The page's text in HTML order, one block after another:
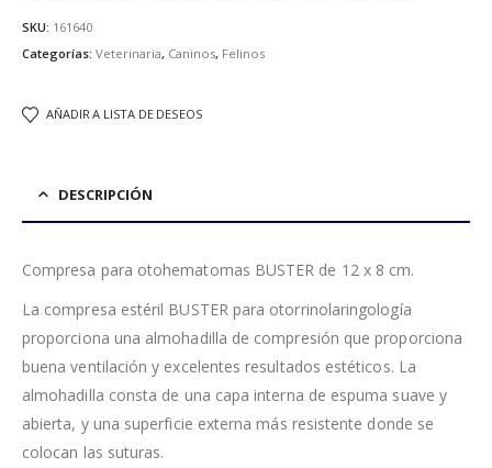
SKU: 161640
Categorías: Veterinaria, Caninos, Felinos
AÑADIR A LISTA DE DESEOS
DESCRIPCIÓN
Compresa para otohematomas BUSTER de 12 x 8 cm.
La compresa estéril BUSTER para otorrinolaringología
proporciona una almohadilla de compresión que proporciona
buena ventilación y excelentes resultados estéticos. La
almohadilla consta de una capa interna de espuma suave y
abierta, y una superficie externa más resistente donde se
colocan las suturas.